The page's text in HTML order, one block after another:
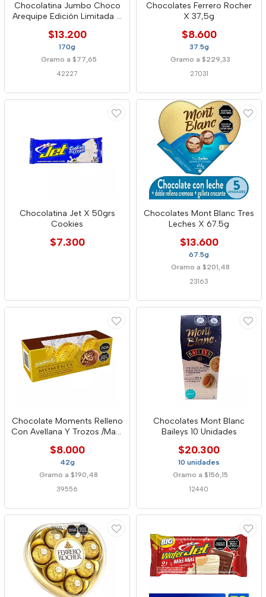
Chocolatina Jumbo Choco
Arequipe Edición Limitada X
$13.200
170g
Gramo a $77,65
42227
Chocolates Ferrero Rocher
X 37,5g
$8.600
37.5g
Gramo a $229,33
27031
Chocolatina Jet X 50grs
Cookies
$7.300
Chocolates Mont Blanc Tres
Leches X 67.5g
$13.600
67.5g
Gramo a $201,48
23163
Chocolate Moments Relleno
Con Avellana Y Trozos /Maní
$8.000
42g
Gramo a $190,48
39556
Chocolates Mont Blanc
Baileys 10 Unidades
$20.300
10 unidades
Gramo a $156,15
12440